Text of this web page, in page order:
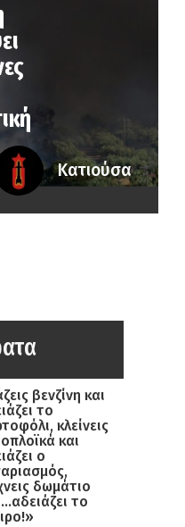
Κατιούσα
βενζίνη και
το
κλείνεις
και
ο
δωμάτιο
το